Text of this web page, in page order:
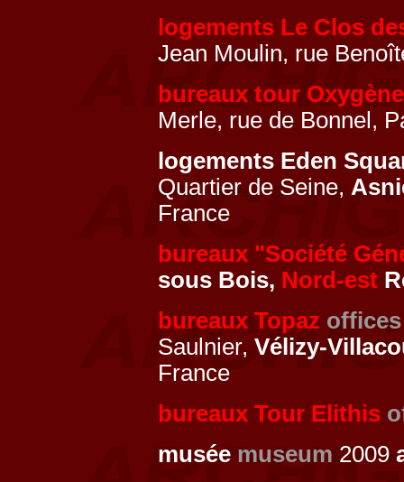
logements Le Clos
Jean Moulin, rue
bureaux tour Oxygène
Merle, rue de Bonnel,
logements Eden
Quartier de Seine,
France
bureaux "Société
sous Bois, Nord-est
bureaux Topaz offices
Saulnier, Vélizy-
France
bureaux Tour Elithis
musée museum 2009